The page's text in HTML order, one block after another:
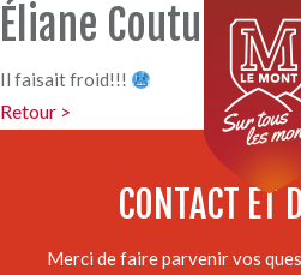
Éliane Couture
Il faisait froid!!!
Retour >
CONTACT ET
Merci de faire parvenir vos